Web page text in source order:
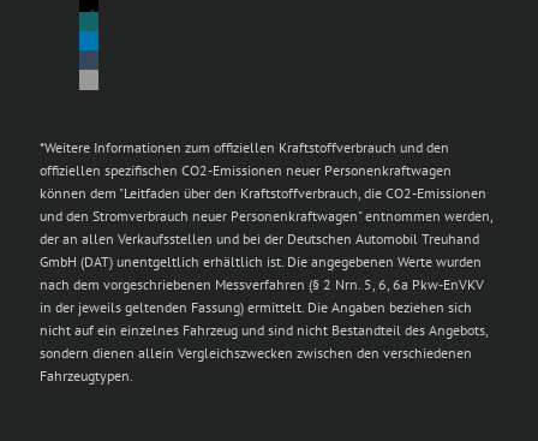
*Weitere Informationen zum offiziellen Kraftstoffverbrauch und den
offiziellen spezifischen CO2-Emissionen neuer Personenkraftwagen
können dem "Leitfaden über den Kraftstoffverbrauch, die CO2-Emissionen
und den Stromverbrauch neuer Personenkraftwagen" entnommen werden,
der an allen Verkaufsstellen und bei der Deutschen Automobil Treuhand
GmbH (DAT) unentgeltlich erhältlich ist. Die angegebenen Werte wurden
nach dem vorgeschriebenen Messverfahren (§ 2 Nrn. 5, 6, 6a Pkw-EnVKV
in der jeweils geltenden Fassung) ermittelt. Die Angaben beziehen sich
nicht auf ein einzelnes Fahrzeug und sind nicht Bestandteil des Angebots,
sondern dienen allein Vergleichszwecken zwischen den verschiedenen
Fahrzeugtypen.